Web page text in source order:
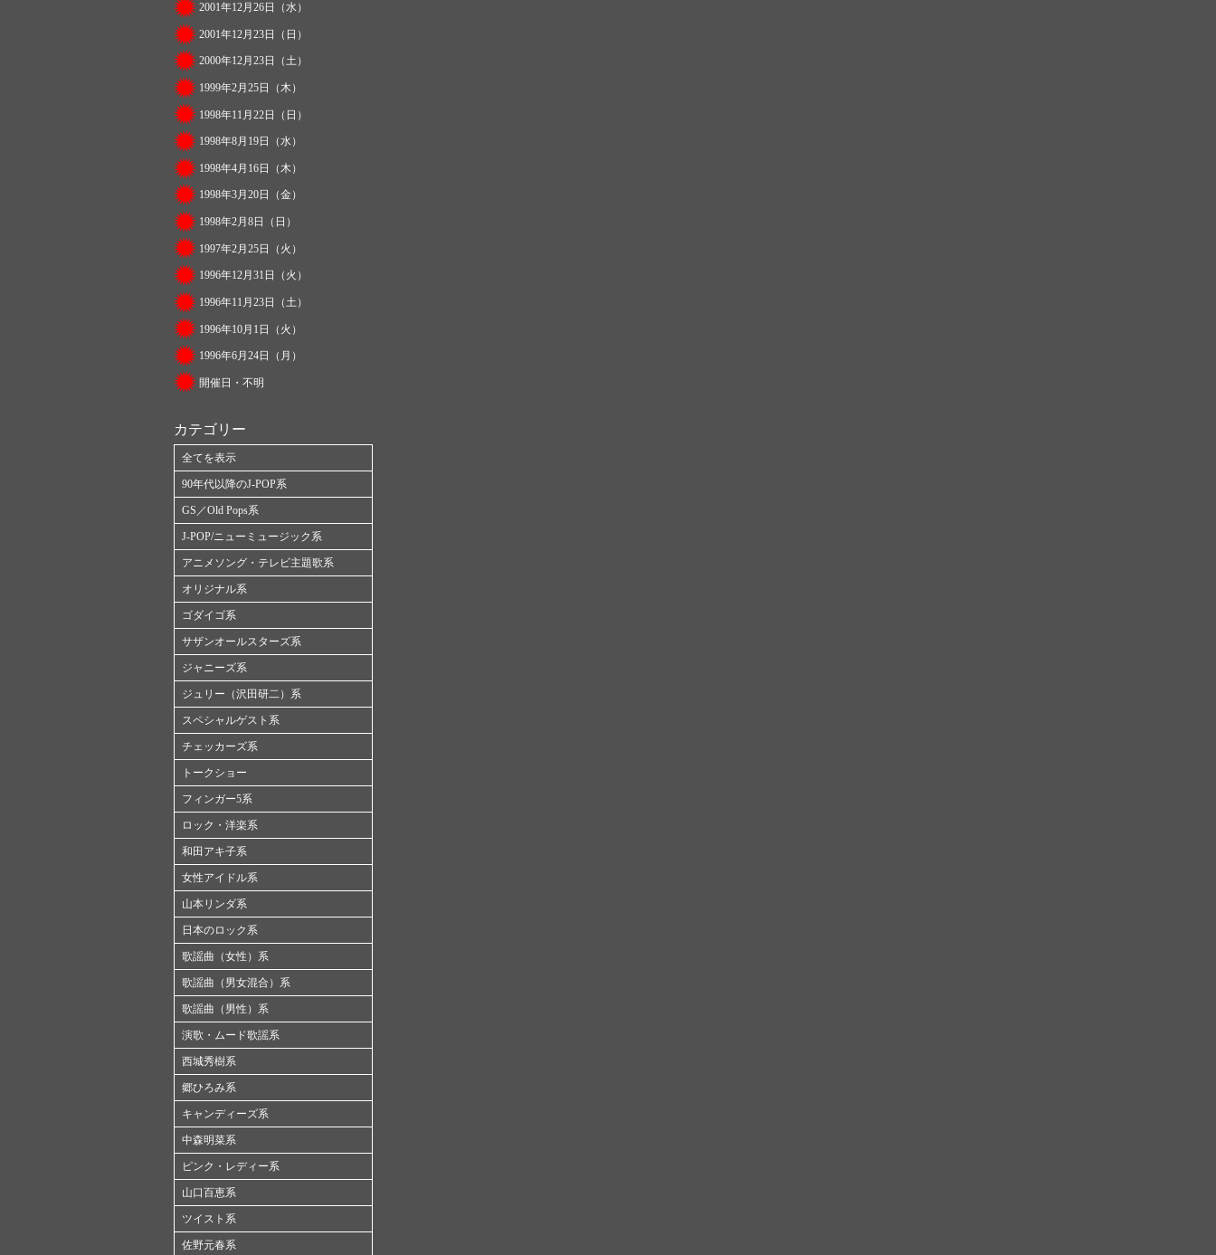
2001年12月26日（水）
2001年12月23日（日）
2000年12月23日（土）
1999年2月25日（木）
1998年11月22日（日）
1998年8月19日（水）
1998年4月16日（木）
1998年3月20日（金）
1998年2月8日（日）
1997年2月25日（火）
1996年12月31日（火）
1996年11月23日（土）
1996年10月1日（火）
1996年6月24日（月）
開催日・不明
カテゴリー
全てを表示
90年代以降のJ-POP系
GS／Old Pops系
J-POP/ニューミュージック系
アニメソング・テレビ主題歌系
オリジナル系
ゴダイゴ系
サザンオールスターズ系
ジャニーズ系
ジュリー（沢田研二）系
スペシャルゲスト系
チェッカーズ系
トークショー
フィンガー5系
ロック・洋楽系
和田アキ子系
女性アイドル系
山本リンダ系
日本のロック系
歌謡曲（女性）系
歌謡曲（男女混合）系
歌謡曲（男性）系
演歌・ムード歌謡系
西城秀樹系
郷ひろみ系
キャンディーズ系
中森明菜系
ピンク・レディー系
山口百恵系
ツイスト系
佐野元春系